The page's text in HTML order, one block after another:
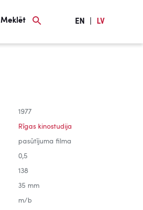
Meklēt EN LV
1977
Rīgas kinostudija
pasūtījuma filma
0,5
138
35 mm
m/b